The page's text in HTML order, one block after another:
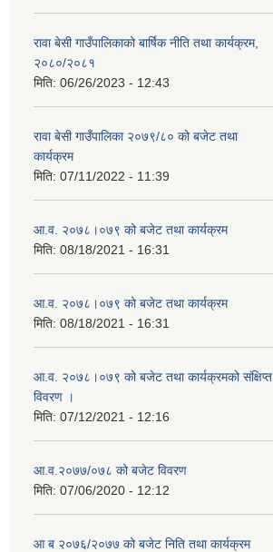
रावा बेसी गाउँपालिकाको बार्षिक नीति तथा कार्यक्रम,
२०८०/२०८१
मिति: 06/26/2023 - 12:43
रावा बेसी गाउँपालिका २०७९/८० को बजेट तथा
कार्यक्रम
मिति: 07/11/2022 - 11:39
आ.व. २०७८।०७९ को बजेट तथा कार्यक्रम
मिति: 08/18/2021 - 16:31
आ.व. २०७८।०७९ को बजेट तथा कार्यक्रम
मिति: 08/18/2021 - 16:31
आ.व. २०७८।०७९ को बजेट तथा कार्यक्रमको संक्षिप्त
विवरण ।
मिति: 07/12/2021 - 12:16
आ.व.२०७७/०७८ को बजेट विवरण
मिति: 07/06/2020 - 12:12
आ ब २०७६/२०७७ को बजेट निति तथा कार्यक्रम